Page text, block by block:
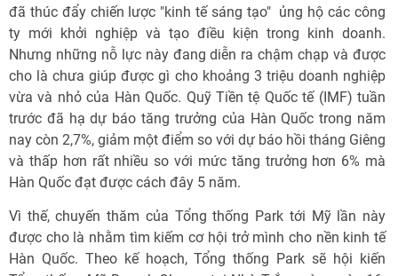
đã thúc đẩy chiến lược "kinh tế sáng tạo"  ủng hộ các công
ty mới khởi nghiệp và tạo điều kiện trong kinh doanh.
Nhưng những nỗ lực này đang diễn ra chậm chạp và được
cho là chưa giúp được gì cho khoảng 3 triệu doanh nghiệp
vừa và nhỏ của Hàn Quốc. Quỹ Tiền tệ Quốc tế (IMF) tuần
trước đã hạ dự báo tăng trưởng của Hàn Quốc trong năm
nay còn 2,7%, giảm một điểm so với dự báo hồi tháng Giêng
và thấp hơn rất nhiều so với mức tăng trưởng hơn 6% mà
Hàn Quốc đạt được cách đây 5 năm.
Vì thế, chuyến thăm của Tổng thống Park tới Mỹ lần này
được cho là nhằm tìm kiếm cơ hội trở mình cho nền kinh tế
Hàn Quốc. Theo kế hoạch, Tổng thống Park sẽ hội kiến